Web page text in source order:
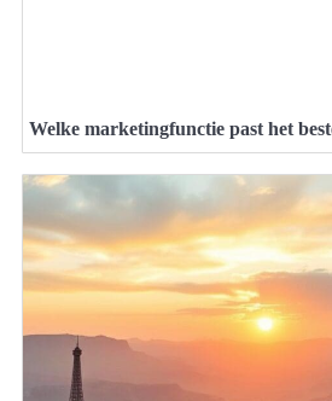
Welke marketingfunctie past het